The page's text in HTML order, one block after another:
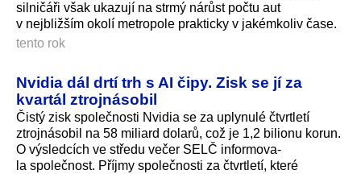
silničáři však ukazují na strmý nárůst počtu aut
v nejbližším okolí metropole prakticky v jakémkoliv čase.
tento rok
Nvidia dál drtí trh s AI čipy. Zisk se jí za
kvartál ztrojnásobil
Čistý zisk společnosti Nvidia se za uplynulé čtvrtletí
ztrojnásobil na 58 miliard dolarů, což je 1,2 bilionu korun.
O výsledcích ve středu večer SELČ informova­
la společnost. Příjmy společnosti za čtvrtletí, které